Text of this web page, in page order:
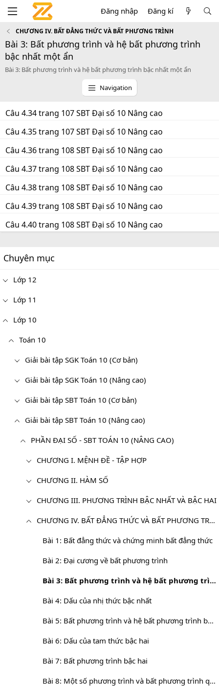
Đăng nhập Đăng kí
CHƯƠNG IV. BẤT ĐẲNG THỨC VÀ BẤT PHƯƠNG TRÌNH
Bài 3: Bất phương trình và hệ bất phương trình
bậc nhất một ẩn
Bài 3: Bất phương trình và hệ bất phương trình bậc nhất một ẩn
Navigation
Câu 4.34 trang 107 SBT Đại số 10 Nâng cao
Câu 4.35 trang 107 SBT Đại số 10 Nâng cao
Câu 4.36 trang 108 SBT Đại số 10 Nâng cao
Câu 4.37 trang 108 SBT Đại số 10 Nâng cao
Câu 4.38 trang 108 SBT Đại số 10 Nâng cao
Câu 4.39 trang 108 SBT Đại số 10 Nâng cao
Câu 4.40 trang 108 SBT Đại số 10 Nâng cao
Chuyên mục
Lớp 12
Lớp 11
Lớp 10
Toán 10
Giải bài tập SGK Toán 10 (Cơ bản)
Giải bài tập SGK Toán 10 (Nâng cao)
Giải bài tập SBT Toán 10 (Cơ bản)
Giải bài tập SBT Toán 10 (Nâng cao)
PHẦN ĐẠI SỐ - SBT TOÁN 10 (NÂNG CAO)
CHƯƠNG I. MỆNH ĐỀ - TẬP HỢP
CHƯƠNG II. HÀM SỐ
CHƯƠNG III. PHƯƠNG TRÌNH BẬC NHẤT VÀ BẬC HAI
CHƯƠNG IV. BẤT ĐẲNG THỨC VÀ BẤT PHƯƠNG TRÌNH
Bài 1: Bất đẳng thức và chứng minh bất đẳng thức
Bài 2: Đại cương về bất phương trình
Bài 3: Bất phương trình và hệ bất phương trình bậc nhất một ẩn
Bài 4: Dấu của nhị thức bậc nhất
Bài 5: Bất phương trình và hệ bất phương trình bậc nhất hai ẩn
Bài 6: Dấu của tam thức bậc hai
Bài 7: Bất phương trình bậc hai
Bài 8: Một số phương trình và bất phương trình quy về bậc hai